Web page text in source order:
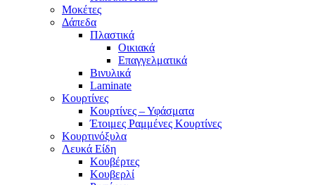
Μοκέτες
Δάπεδα
Πλαστικά
Οικιακά
Επαγγελματικά
Βινυλικά
Laminate
Κουρτίνες
Κουρτίνες – Υφάσματα
Έτοιμες Ραμμένες Κουρτίνες
Κουρτινόξυλα
Λευκά Είδη
Κουβέρτες
Κουβερλί